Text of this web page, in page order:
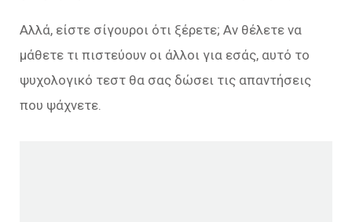
Αλλά, είστε σίγουροι ότι ξέρετε; Αν θέλετε να
μάθετε τι πιστεύουν οι άλλοι για εσάς, αυτό το
ψυχολογικό τεστ θα σας δώσει τις απαντήσεις
που ψάχνετε.